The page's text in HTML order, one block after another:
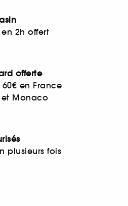
2h offert
offerte
en France
Monaco
plusieurs fois